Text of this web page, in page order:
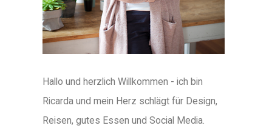
Hallo und herzlich Willkommen - ich bin
Ricarda und mein Herz schlägt für Design,
Reisen, gutes Essen und Social Media.